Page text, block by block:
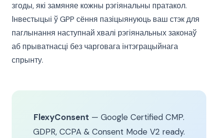
згоды, які замяняе кожны рэгіянальны пратакол.
Інвестыцыі ў GPP сёння пазіцыянуюць ваш стэк для
паглынання наступнай хвалі рэгіянальных законаў
аб прыватнасці без чарговага інтэграцыйнага
спрынту.
FlexyConsent — Google Certified CMP.
GDPR, CCPA & Consent Mode V2 ready.